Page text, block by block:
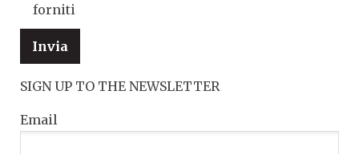
forniti
SIGN UP TO THE NEWSLETTER
Email